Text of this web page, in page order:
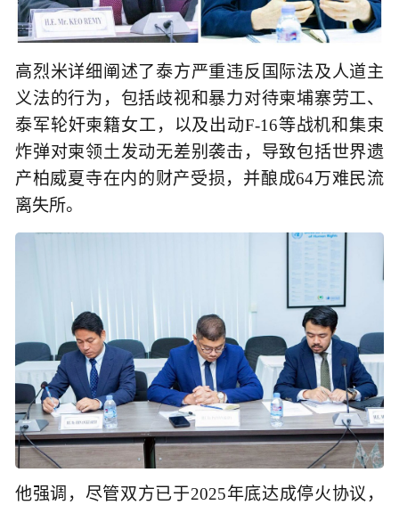
高烈米详细阐述了泰方严重违反国际法及人道主
义法的行为，包括歧视和暴力对待柬埔寨劳工、
泰军轮奸柬籍女工，以及出动F-16等战机和集束
炸弹对柬领土发动无差别袭击，导致包括世界遗
产柏威夏寺在内的财产受损，并酿成64万难民流
离失所。
他强调，尽管双方已于2025年底达成停火协议，